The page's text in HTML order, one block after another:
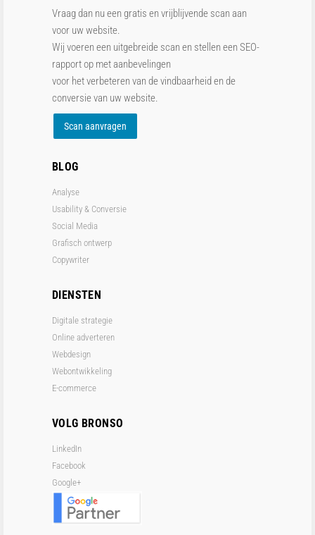
Vraag dan nu een gratis en vrijblijvende scan aan
voor uw website.
Wij voeren een uitgebreide scan en stellen een SEO-
rapport op met aanbevelingen
voor het verbeteren van de vindbaarheid en de
conversie van uw website.
Scan aanvragen
BLOG
Analyse
Usability & Conversie
Social Media
Grafisch ontwerp
Copywriter
DIENSTEN
Digitale strategie
Online adverteren
Webdesign
Webontwikkeling
E-commerce
VOLG BRONSO
LinkedIn
Facebook
Google+